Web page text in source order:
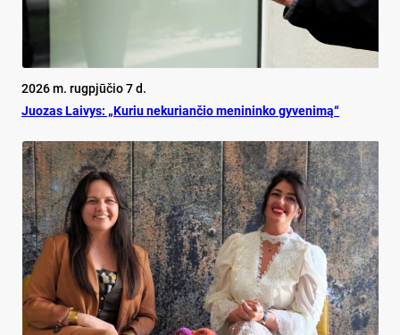
2026 m. rugpjūčio 7 d.
Juo­zas Lai­vys: „Ku­riu ne­ku­rian­čio me­ni­nin­ko gy­ve­ni­mą“